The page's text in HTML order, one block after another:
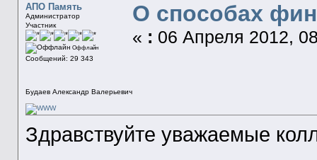
АПО Память
Администратор
Участник
Оффлайн
Сообщений: 29 343
Будаев Александр Валерьевич
О способах
« : 06 Апреля 2012,
Здравствуйте уважаемые